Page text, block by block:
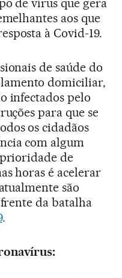
de vírus que gera
aos que
à Covid-19.
de saúde do
domiciliar,
infectados pelo
para que se
os cidadãos
com algum
de
horas é acelerar
são
da batalha
.